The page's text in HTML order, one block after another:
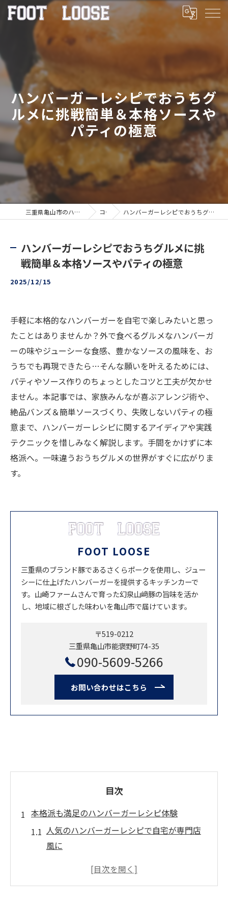
ハンバーガーレシピでおうちグ
ルメに挑戦簡単＆本格ソースや
パティの極意
三重県亀山市のハンバーガーならFOOT LOOSE コラム ハンバーガーレシピでおうちグルメに挑戦簡単＆本格ソースやパティの極意
ハンバーガーレシピでおうちグルメに挑
戦簡単＆本格ソースやパティの極意
2025/12/15
手軽に本格的なハンバーガーを自宅で楽しみたいと思っ
たことはありませんか？外で食べるグルメなハンバーガ
ーの味やジューシーな食感、豊かなソースの風味を、お
うちでも再現できたら…そんな願いを叶えるためには、
パティやソース作りのちょっとしたコツと工夫が欠かせ
ません。本記事では、家族みんなが喜ぶアレンジ術や、
絶品バンズ＆簡単ソースづくり、失敗しないパティの極
意まで、ハンバーガーレシピに関するアイディアや実践
テクニックを惜しみなく解説します。手間をかけずに本
格派へ。一味違うおうちグルメの世界がすぐに広がりま
す。
FOOT LOOSE
三重県のブランド豚であるさくらポークを使用し、ジュー
シーに仕上げたハンバーガーを提供するキッチンカーで
す。山崎ファームさんで育った幻泉山﨑豚の旨味を活か
し、地域に根ざした味わいを亀山市で届けています。
〒519-0212
三重県亀山市能褒野町74-35
090-5609-5266
お問い合わせはこちら
目次
本格派も満足のハンバーガーレシピ体験
人気のハンバーガーレシピで自宅が専門店
風に
ハンバーガーレシピ本格の魅力と再現コツ